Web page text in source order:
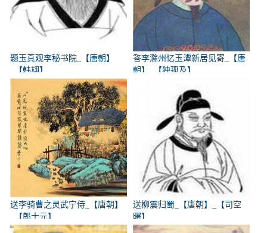
题玉真观李秘书院_【唐朝】
_【韩翃】
答李滁州忆玉潭新居见寄_【唐
朝】_【独孤及】
送李骑曹之灵武宁侍_【唐朝】
_【郎士元】
送柳震归蜀_【唐朝】_【司空
曙】